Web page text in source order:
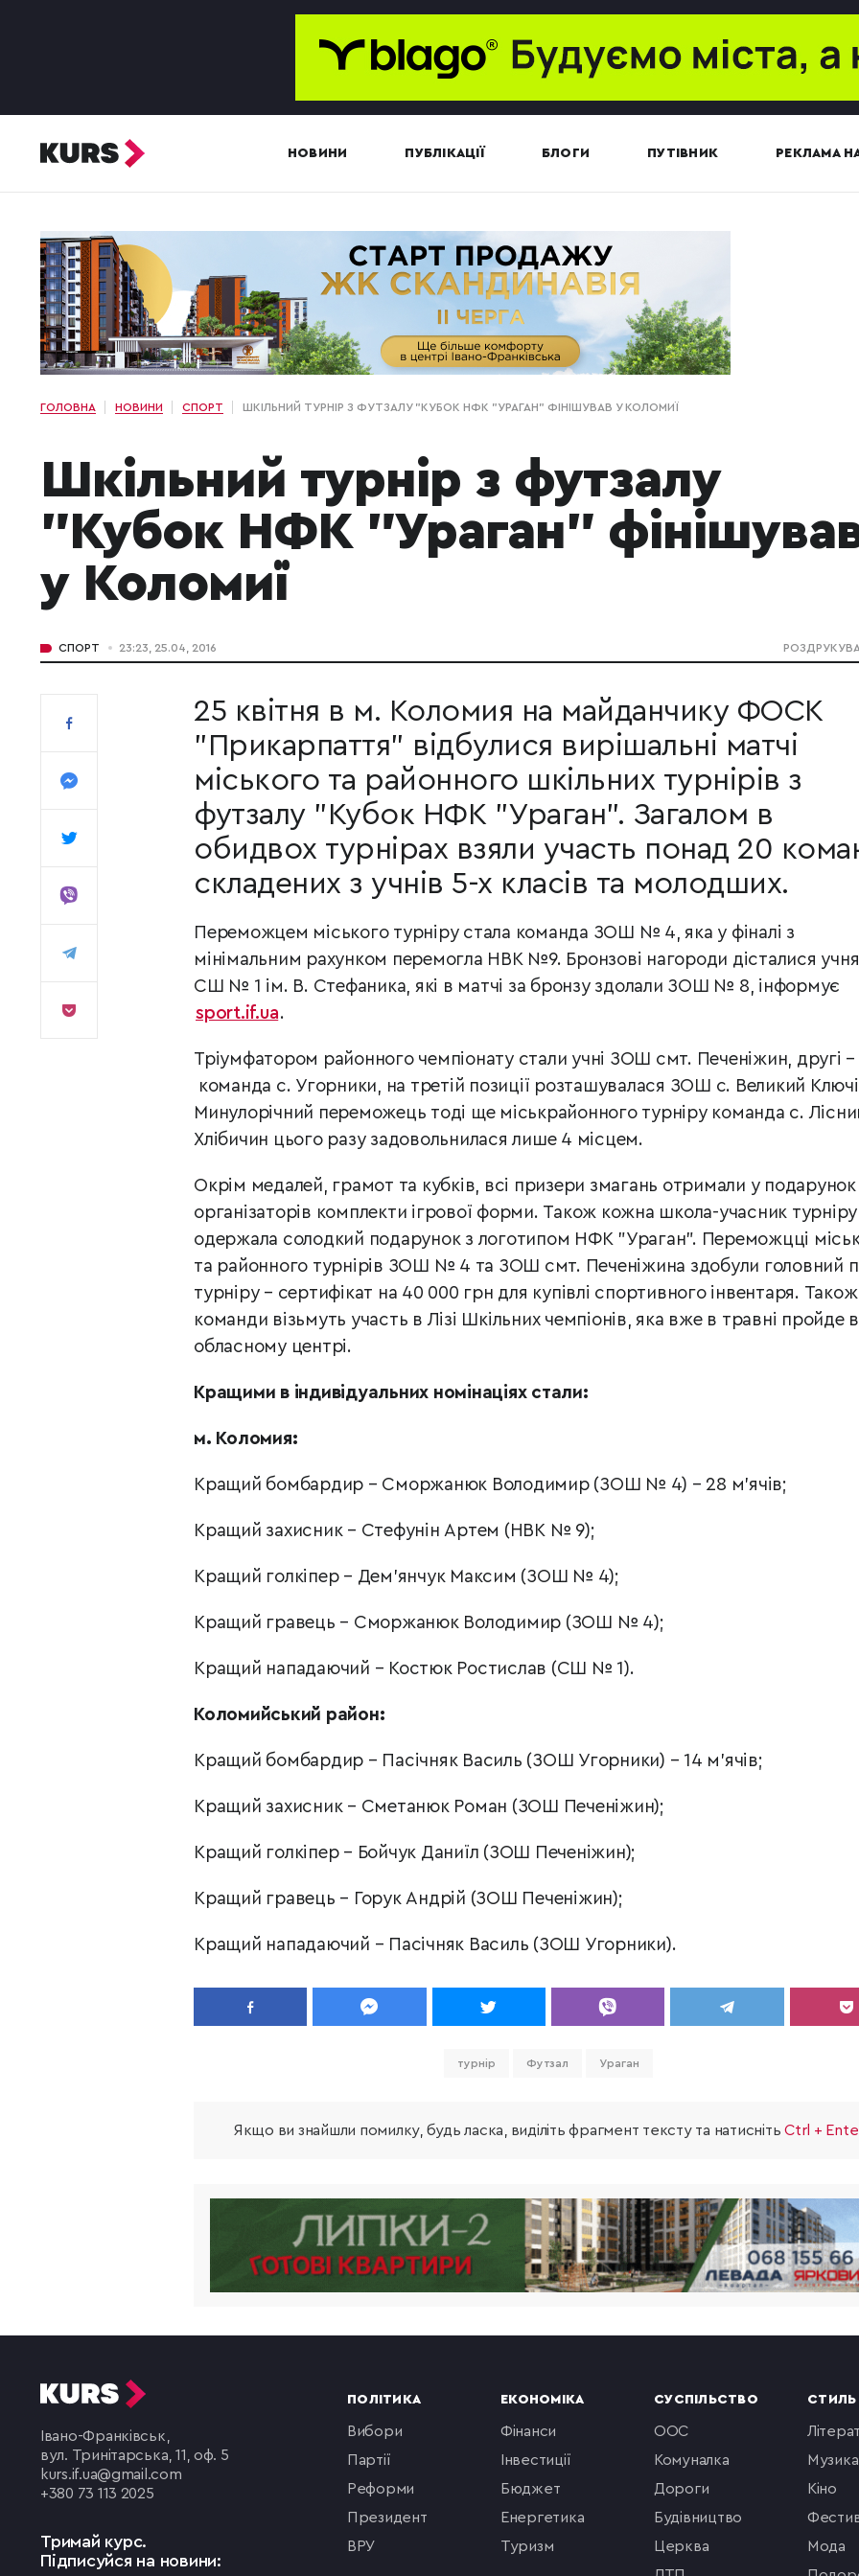
НОВИНИ ПУБЛІКАЦІЇ БЛОГИ ПУТІВНИК РЕКЛАМА
ГОЛОВНА НОВИНИ СПОРТ ШКІЛЬНИЙ ТУРНІР З ФУТЗАЛУ "КУБОК НФК "УРАГАН" ФІНІШУВАВ У КОЛОМИЇ
Шкільний турнір з футзалу
"Кубок НФК "Ураган"
у Коломиї
СПОРТ 23:23, 25.04, 2016
25 квітня в м. Коломия на майданчику ФОСК
"Прикарпаття" відбулися вирішальні матчі
міського та районного шкільних турнірів з
футзалу "Кубок НФК "Ураган". Загалом в
обидвох турнірах взяли участь понад 20
складених з учнів 5-х класів та молодших.
Переможцем міського турніру стала команда ЗОШ № 4, яка у фіналі з
мінімальним рахунком перемогла НВК №9. Бронзові нагороди дісталися
СШ № 1 ім. В. Стефаника, які в матчі за бронзу здолали ЗОШ № 8, інформує
sport.if.ua.
Тріумфатором районного чемпіонату стали учні ЗОШ смт. Печеніжин, другі –
команда с. Угорники, на третій позиції розташувалася ЗОШ с. Великий
Минулорічний переможець тоді ще міськрайонного турніру команда с.
Хлібичин цього разу задовольнилася лише 4 місцем.
Окрім медалей, грамот та кубків, всі призери змагань отримали у подарунок
організаторів комплекти ігрової форми. Також кожна школа-учасник турніру
одержала солодкий подарунок з логотипом НФК "Ураган". Переможцці
та районного турнірів ЗОШ № 4 та ЗОШ смт. Печеніжина здобули головний
турніру – сертифікат на 40 000 грн для купівлі спортивного інвентаря. Також
команди візьмуть участь в Лізі Шкільних чемпіонів, яка вже в травні пройде в
обласному центрі.
Кращими в індивідуальних номінаціях стали:
м. Коломия:
Кращий бомбардир – Сморжанюк Володимир (ЗОШ № 4) – 28 м'ячів;
Кращий захисник – Стефунін Артем (НВК № 9);
Кращий голкіпер – Дем'янчук Максим (ЗОШ № 4);
Кращий гравець – Сморжанюк Володимир (ЗОШ № 4);
Кращий нападаючий – Костюк Ростислав (СШ № 1).
Коломийський район:
Кращий бомбардир – Пасічняк Василь (ЗОШ Угорники) – 14 м'ячів;
Кращий захисник – Сметанюк Роман (ЗОШ Печеніжин);
Кращий голкіпер – Бойчук Даниїл (ЗОШ Печеніжин);
Кращий гравець – Горук Андрій (ЗОШ Печеніжин);
Кращий нападаючий – Пасічняк Василь (ЗОШ Угорники).
турнір Футзал Ураган
Якщо ви знайшли помилку, будь ласка, виділіть фрагмент тексту та натиснітьCtrl +
Івано-Франківськ,
вул. Тринітарська, 11, оф. 5
kurs.if.ua@gmail.com
+380 73 113 2025
Тримай курс.
Підписуйся на новини:
ПОЛІТИКА
вибори
партії
реформи
президент
ВРУ
ЕКОНОМІКА
фінанси
інвестиції
бюджет
енергетика
туризм
СУСПІЛЬСТВО
ООС
комуналка
Дороги
будівництво
церква
музика
кіно
мода